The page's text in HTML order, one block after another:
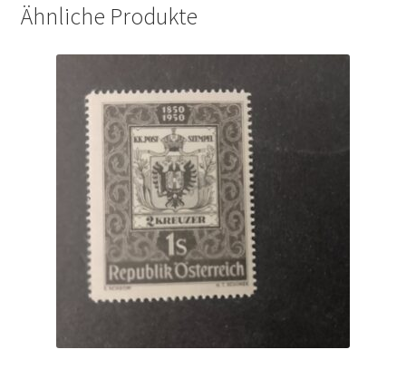
Ähnliche Produkte